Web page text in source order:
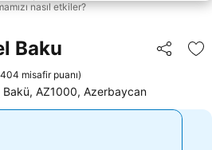
nasıl etkiler?
Baku Paylaş
misafir puanı)
AZ1000, Azerbaycan